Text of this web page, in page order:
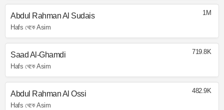
Abdul Rahman Al Sudais
Hafs থেকে Asim
1M
Saad Al-Ghamdi
Hafs থেকে Asim
719.8K
Abdul Rahman Al Ossi
Hafs থেকে Asim
482.9K